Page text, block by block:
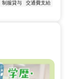
制服貸与
交通費支給